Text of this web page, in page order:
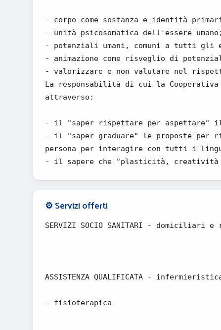
- corpo come sostanza e identità
- unità psicosomatica dell'essere umano;
- potenziali umani, comuni a tutti gli
- animazione come risveglio di
- valorizzare e non valutare nel
La responsabilità di cui la
attraverso:
- il "saper rispettare per aspettare" il
- il "saper graduare" le proposte per
persona per interagire con tutti i
- il sapere che "plasticità, creatività
⚙️ Servizi offerti
SERVIZI SOCIO SANITARI -
ASSISTENZA QUALIFICATA -
- fisioterapica